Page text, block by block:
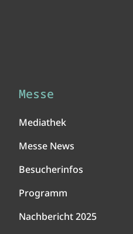
Messe
Mediathek
Messe News
Besucherinfos
Programm
Nachbericht 2025